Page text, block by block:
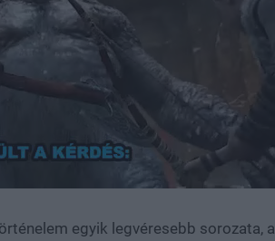
egyik legvéresebb sorozata,